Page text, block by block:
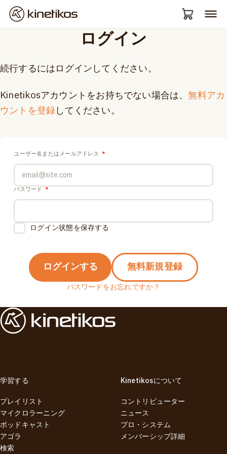
ログイン
続行するにはログインしてください。
Kinetikosアカウントをお持ちでない場合は、無料アカ
ウントを登録してください。
ユーザー名またはメールアドレス *
パスワード*
ログイン状態を保存する
ログインする 無料新規登録
パスワードをお忘れですか？
学習する
プレイリスト
マイクロラーニング
ポッドキャスト
アゴラ
検索
Kinetikosについて
コントリビューター
ニュース
プロ・システム
メンバーシップ詳細